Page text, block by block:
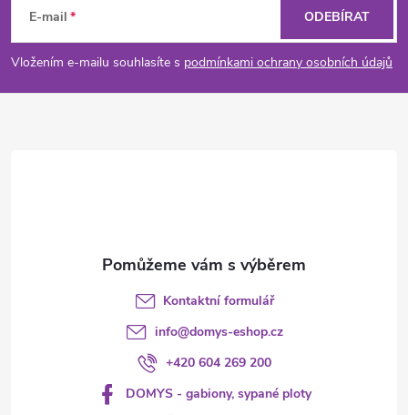
v
p
a
E-mail
Vložením e-mailu souhlasíte s podmínkami ochrany osobních údajů
ODEBÍRAT
Kontaktní formulář
info@domys-eshop.cz
+420 604 269 200
DOMYS - gabiony, sypané ploty